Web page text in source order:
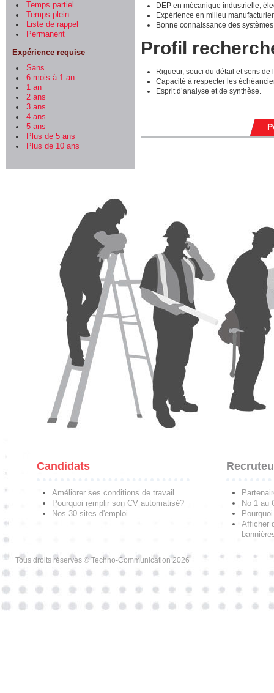
Temps partiel
Temps plein
Liste de rappel
Permanent
Expérience requise
Sans
6 mois à 1 an
1 an
2 ans
3 ans
4 ans
5 ans
Plus de 5 ans
Plus de 10 ans
DEP en mécanique industrielle,
Expérience en milieu
Bonne connaissance des
Profil
Rigueur, souci du détail et sens de
Capacité à respecter les
Esprit d’analyse et de synthèse.
Candidats
Améliorer ses conditions de travail
Pourquoi remplir son CV automatisé?
Nos 30 sites d'emploi
No 1 au
Afficher
Tous droits réservés © Techno-Communication 2026